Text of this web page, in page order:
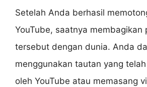
Setelah Anda berhasil
YouTube, saatnya membagikan
tersebut dengan dunia. Anda
menggunakan tautan yang
oleh YouTube atau memasang